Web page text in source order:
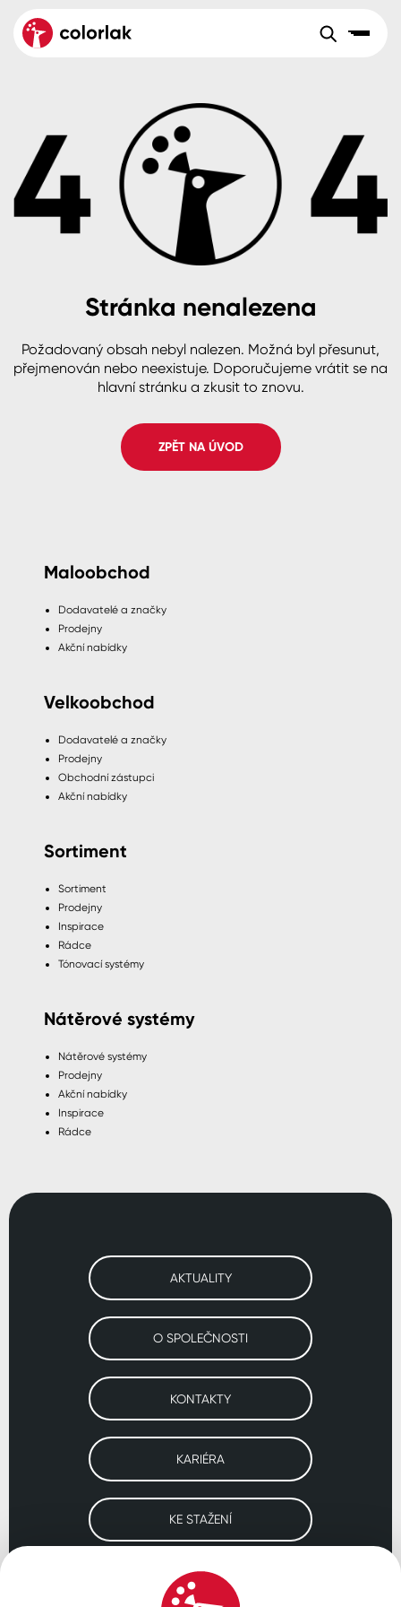
Velkoobchod Sortiment
Aktuality
Reference
O společnosti
B2B +420 800 145 555Po – Pá: 8:00–15:00
Česko
Slovensko Polsko Worldwide
Dřevo
Beton, asfalt, minerální podklady
Plast, sklo, keramika
Stěny
Fasády
Spreje
Colorlak Dekor
Colorlak Profi
Colorlak Pta
Stránka nenalezena
Požadovaný obsah nebyl nalezen. Možná byl přesunut,
přejmenován nebo neexistuje. Doporučujeme vrátit se na
hlavní stránku a zkusit to znovu.
ZPĚT NA ÚVOD
Maloobchod
Dodavatelé a značky
Prodejny
Akční nabídky
Velkoobchod
Dodavatelé a značky
Prodejny
Obchodní zástupci
Akční nabídky
Sortiment
Sortiment
Prodejny
Inspirace
Rádce
Tónovací systémy
Nátěrové systémy
Nátěrové systémy
Prodejny
Akční nabídky
Inspirace
Rádce
AKTUALITY
O SPOLEČNOSTI
KONTAKTY
KARIÉRA
KE STAŽENÍ
Navštivte naše pobočky